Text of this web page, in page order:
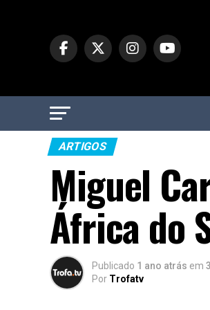
ARTIGOS
Miguel
África do
Publicado 1 ano atrás em
Por Trofatv